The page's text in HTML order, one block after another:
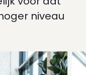
niveau